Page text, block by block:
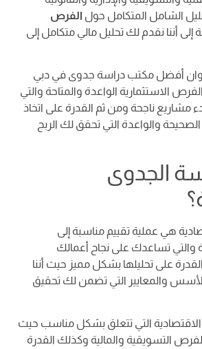
الشامل المتكامل حول الفرص
إلى أننا نقدم لك تحليل مالي متكامل إلى
أفضل مكتب دراسة جدوى في دبي
الاستثمارية الواعدة والمتاحة والتي
مشاريع ناجحة ومن ثم القدرة على اتخاذ
الصحيحة والواعدة التي تحقق لك الربح
الجدوى
هي عملية تقييم مناسبة إلى
والتي تساعدك على نجاح أعمالك
على تحليلها بشكل مميز حيث أننا
والمعايير التي تضمن لك تحقيق
الاقتصادية التي تتعلق بشكل مناسب حيث
التسويقية والمالية وكذلك القدرة